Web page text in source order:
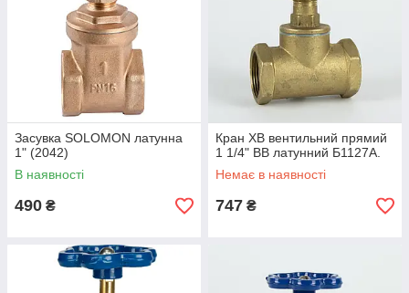
Засувка SOLOMON латунна
1" (2042)
В наявності
490 ₴
Кран ХВ вентильний прямий
1 1/4" ВВ латунний Б1127А.
Немає в наявності
747 ₴